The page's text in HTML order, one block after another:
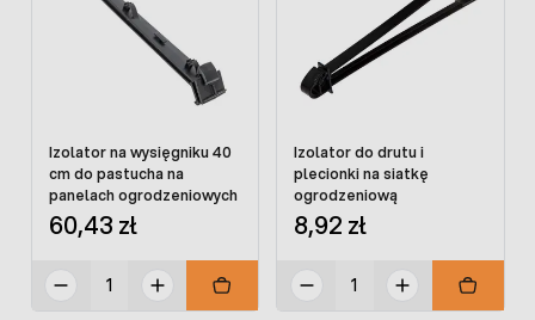
Izolator na wysięgniku 40
cm do pastucha na
panelach ogrodzeniowych
60,43 zł
Izolator do drutu i
plecionki na siatkę
ogrodzeniową
8,92 zł